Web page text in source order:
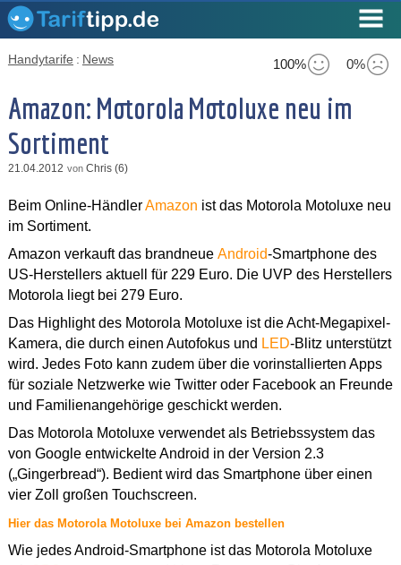
100% 0%
Handytarife : News
Amazon: Motorola Motoluxe neu im
Sortiment
21.04.2012 von Chris (6)
Beim Online-HändlerAmazon ist das Motorola Motoluxe neu
im Sortiment.
Amazon verkauft das brandneue Android-Smartphone des
US-Herstellers aktuell für 229 Euro. Die UVP des Herstellers
Motorola liegt bei 279 Euro.
Das Highlight des Motorola Motoluxe ist die Acht-Megapixel-
Kamera, die durch einen Autofokus und LED-Blitz unterstützt
wird. Jedes Foto kann zudem über die vorinstallierten Apps
für soziale Netzwerke wie Twitter oder Facebook an Freunde
und Familienangehörige geschickt werden.
Das Motorola Motoluxe verwendet als Betriebssystem das
von Google entwickelte Android in der Version 2.3
(„Gingerbread“). Bedient wird das Smartphone über einen
vier Zoll großen Touchscreen.
Hier das Motorola Motoluxe bei Amazon bestellen
Wie jedes Android-Smartphone ist das Motorola Motoluxe